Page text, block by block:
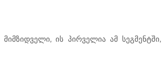
ის პირველია ამ სეგმენტში,